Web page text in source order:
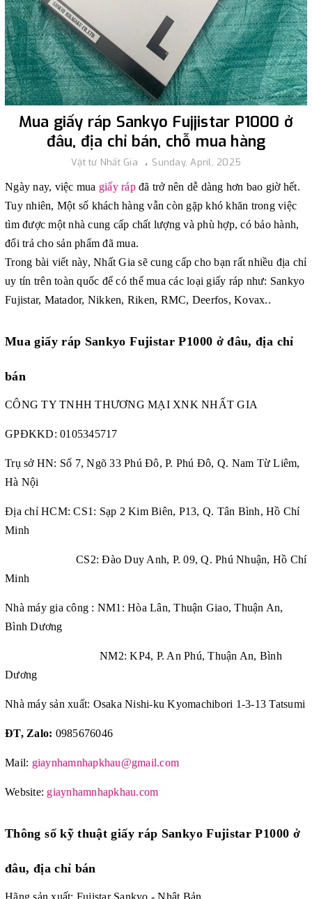
Mua giấy ráp Sankyo Fujjistar P1000 ở
đâu, địa chỉ bán, chỗ mua hàng
Vật tư Nhất Gia Sunday, April, 2025
Ngày nay, việc mua giấy rápđã trở nên dễ dàng hơn bao giờ hết.
Tuy nhiên, Một số khách hàng vẫn còn gặp khó khăn trong việc
tìm được một nhà cung cấp chất lượng và phù hợp, có bảo hành,
đổi trả cho sản phẩm đã mua.
Trong bài viết này, Nhất Gia sẽ cung cấp cho bạn rất nhiều địa chỉ
uy tín trên toàn quốc để có thể mua các loại giấy ráp như: Sankyo
Fujistar, Matador, Nikken, Riken, RMC, Deerfos, Kovax..
Mua giấy ráp Sankyo Fujistar P1000 ở đâu, địa chỉ
bán
CÔNG TY TNHH THƯƠNG MẠI XNK NHẤT GIA
GPĐKKD: 0105345717
Trụ sở HN: Số 7, Ngõ 33 Phú Đô, P. Phú Đô, Q. Nam Từ Liêm,
Hà Nội
Địa chỉ HCM: CS1: Sạp 2 Kim Biên, P13, Q. Tân Bình, Hồ Chí
Minh
CS2: Đào Duy Anh, P. 09, Q. Phú Nhuận, Hồ Chí
Minh
Nhà máy gia công : NM1: Hòa Lân, Thuận Giao, Thuận An,
Bình Dương
NM2: KP4, P. An Phú, Thuận An, Bình
Dương
Nhà máy sản xuất: Osaka Nishi-ku Kyomachibori 1-3-13 Tatsumi
ĐT, Zalo: 0985676046
Mail: giaynhamnhapkhau@gmail.com
Website: giaynhamnhapkhau.com
Thông số kỹ thuậtgiấy ráp Sankyo Fujistar P1000 ở
đâu, địa chỉ bán
Hãng sản xuất: Fujistar Sankyo - Nhật Bản